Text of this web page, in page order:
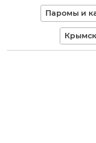
Паромы и